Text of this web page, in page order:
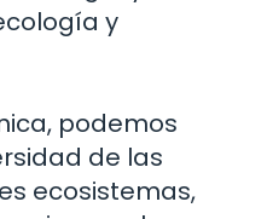
y
podemos
de las
ecosistemas,